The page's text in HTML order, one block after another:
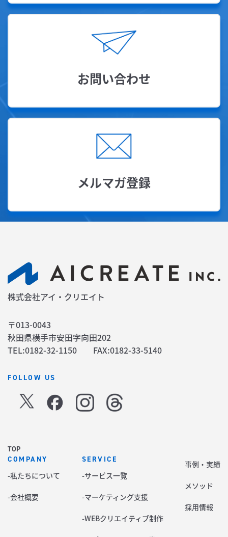
お問い合わせ
メルマガ登録
株式会社アイ・クリエイト
〒013-0043
秋田県横手市安田字向田202
TEL:0182-32-1150 FAX:0182-33-5140
FOLLOW US
TOP
COMPANY
-私たちについて
-会社概要
SERVICE
-サービス一覧
-マーケティング支援
-WEBクリエイティブ制作
事例・実績
メソッド
採用情報